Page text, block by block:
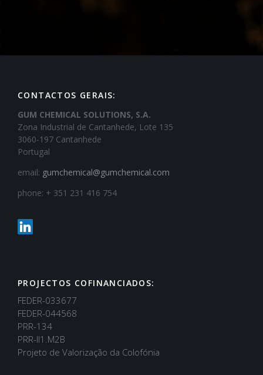
CONTACTOS GERAIS:
GUM CHEMICAL SOLUTIONS, S.A.
Zona Industrial de Cantanhede, Lote 135
3060-197 Cantanhede
Portugal
email: gumchemical@gumchemical.com
phone: + 351 231 416 754
PROJECTOS COFINANCIADOS:
FEDER-033677
FEDER-044568
PRR-134
PRR-II1.M2B
Projeto de Valorização da Colofónia